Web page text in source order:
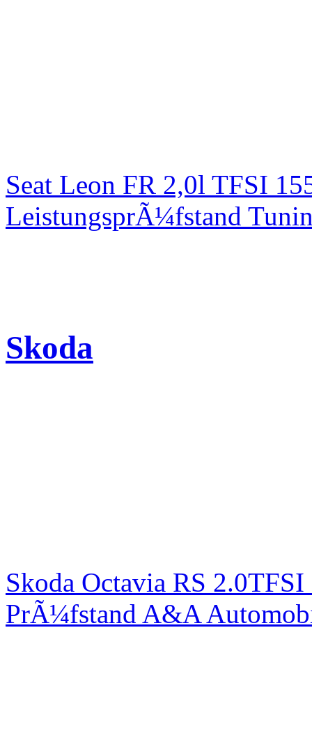
Seat Leon FR 2,0l TFSI
LeistungsprÃ¼fstand
Skoda
Skoda Octavia RS
PrÃ¼fstand A&A